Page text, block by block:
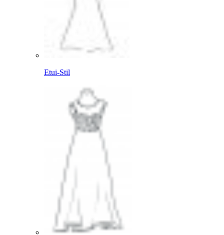
Etui-Stil